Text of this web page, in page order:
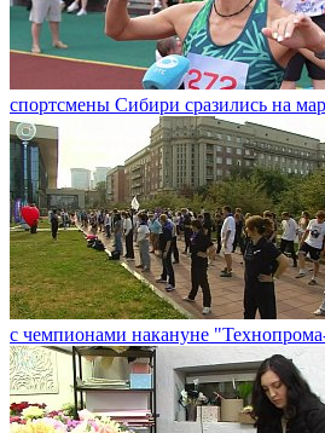
спортсмены Сибири сразились на
с чемпионами накануне